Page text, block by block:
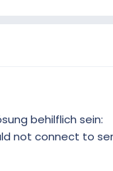
behilflich sein:
not connect to